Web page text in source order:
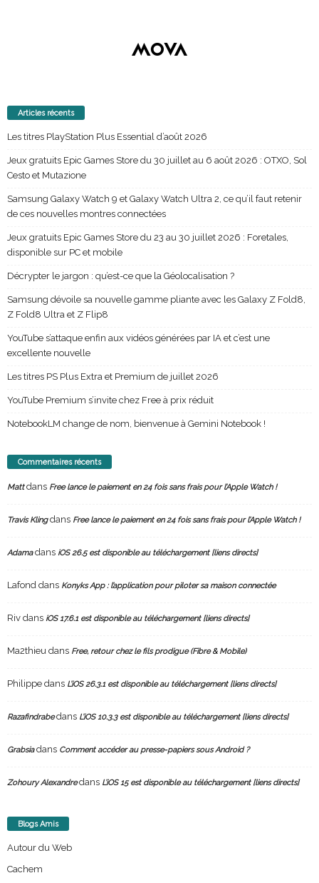
Articles récents
Les titres PlayStation Plus Essential d’août 2026
Jeux gratuits Epic Games Store du 30 juillet au 6 août 2026 : OTXO, Sol
Cesto et Mutazione
Samsung Galaxy Watch 9 et Galaxy Watch Ultra 2, ce qu’il faut retenir
de ces nouvelles montres connectées
Jeux gratuits Epic Games Store du 23 au 30 juillet 2026 : Foretales,
disponible sur PC et mobile
Décrypter le jargon : qu’est-ce que la Géolocalisation ?
Samsung dévoile sa nouvelle gamme pliante avec les Galaxy Z Fold8,
Z Fold8 Ultra et Z Flip8
YouTube s’attaque enfin aux vidéos générées par IA et c’est une
excellente nouvelle
Les titres PS Plus Extra et Premium de juillet 2026
YouTube Premium s’invite chez Free à prix réduit
NotebookLM change de nom, bienvenue à Gemini Notebook !
Commentaires récents
Mattdans Free lance le paiement en 24 fois sans frais pour l’Apple Watch !
Travis Klingdans Free lance le paiement en 24 fois sans frais pour l’Apple Watch !
Adamadans iOS 26.5 est disponible au téléchargement [liens directs]
Lafond dans Konyks App : l’application pour piloter sa maison connectée
Riv dans iOS 17.6.1 est disponible au téléchargement [liens directs]
Ma2thieu dans Free, retour chez le fils prodigue (Fibre & Mobile)
Philippe dans L’iOS 26.3.1 est disponible au téléchargement [liens directs]
Razafindrabedans L’iOS 10.3.3 est disponible au téléchargement [liens directs]
Grabsiadans Comment accéder au presse-papiers sous Android ?
Zohoury Alexandredans L’iOS 15 est disponible au téléchargement [liens directs]
Blogs Amis
Autour du Web
Cachem